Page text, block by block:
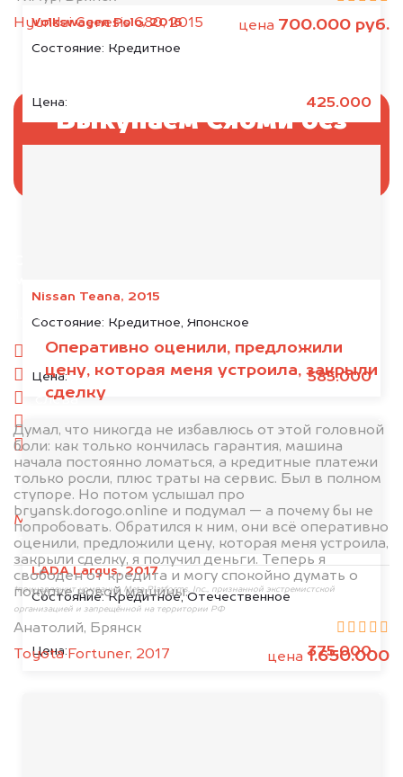
Volkswagen Polo, 2016
Состояние: Кредитное
Цена: 425.000
Nissan Teana, 2015
Состояние: Кредитное, Японское
Цена: 585.000
LADA Largus, 2017
Состояние:Кредитное, Отечественное
Цена: 375.000
Hyundai Genesis G80, 2015
цена 700.000 руб.
Оперативно оценили, предложили
цену, которая меня устроила, закрыли
сделку
Думал, что никогда не избавлюсь от этой головной
боли: как только кончилась гарантия, машина
начала постоянно ломаться, а кредитные платежи
только росли, плюс траты на сервис. Был в полном
ступоре. Но потом услышал про
bryansk.dorogo.online и подумал — а почему бы не
попробовать. Обратился к ним, они всё оперативно
оценили, предложили цену, которая меня устроила,
закрыли сделку, я получил деньги. Теперь я
свободен от кредита и могу спокойно думать о
покупке новой машины.
Анатолий, Брянск
Toyota Fortuner, 2017
цена 1.650.000
Выкупаем Сяоми без
1. Сфотографируйте машину:
спереди
сзади
слева
салон
2. Отправьте фотографии на номер
+79584983298 по WhatsApp*,
MAX
или на электронную почту
info@dorogo.online
*принадлежит компании Meta Platforms, Inc., признанной экстремистской
организацией и запрещённой на территории РФ